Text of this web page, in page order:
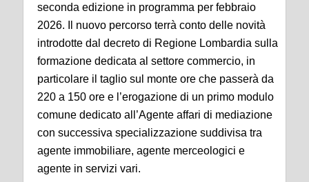
seconda edizione in programma per febbraio
2026. Il nuovo percorso terrà conto delle novità
introdotte dal decreto di Regione Lombardia sulla
formazione dedicata al settore commercio, in
particolare il taglio sul monte ore che passerà da
220 a 150 ore e l’erogazione di un primo modulo
comune dedicato all’Agente affari di mediazione
con successiva specializzazione suddivisa tra
agente immobiliare, agente merceologici e
agente in servizi vari.